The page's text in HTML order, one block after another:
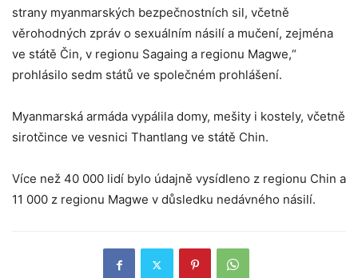
strany myanmarských bezpečnostních sil, včetně
věrohodných zpráv o sexuálním násilí a mučení, zejména
ve státě Čin, v regionu Sagaing a regionu Magwe,“
prohlásilo sedm států ve společném prohlášení.
Myanmarská armáda vypálila domy, mešity i kostely, včetně
sirotčince ve vesnici Thantlang ve státě Chin.
Více než 40 000 lidí bylo údajně vysídleno z regionu Chin a
11 000 z regionu Magwe v důsledku nedávného násilí.